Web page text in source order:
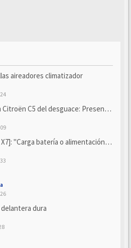
aireadores climatizador
C5 del desguace: Presentación y seguimiento
"Carga batería o alimentación eléctri...
dura